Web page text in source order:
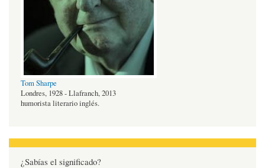
Tom Sharpe
Londres, 1928 - Llafranch, 2013
humorista literario inglés.
¿Sabías el significado?